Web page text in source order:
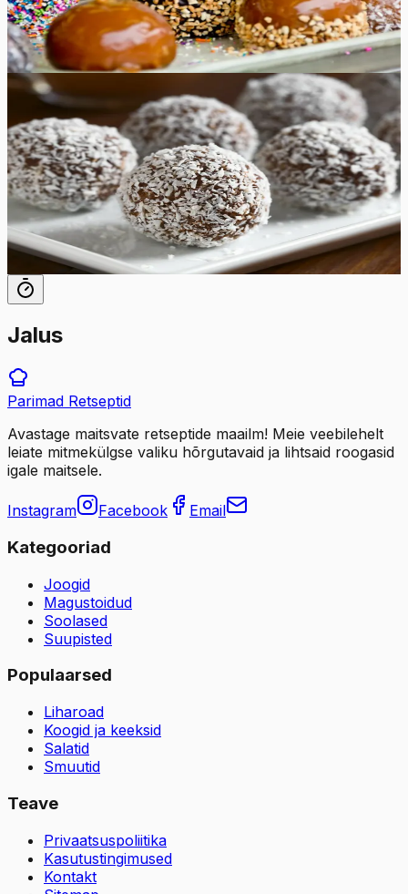
30min
10tk
Lihtne
Rummipallid
Tuntud rummipallid koosnevad vaid neljast lihtsast
koostisosast ja neid on äärmiselt lihtne valmistada. Neid
ei pea küpsetama ning säilivad külmikus kuni nädala.
20min
30tk
Jalus
Parimad Retseptid
Avastage maitsvate retseptide maailm! Meie veebilehelt
leiate mitmekülgse valiku hõrgutavaid ja lihtsaid roogasid
igale maitsele.
Instagram Facebook Email
Kategooriad
Joogid
Magustoidud
Soolased
Suupisted
Populaarsed
Liharoad
Koogid ja keeksid
Salatid
Smuutid
Teave
Privaatsuspoliitika
Kasutustingimused
Kontakt